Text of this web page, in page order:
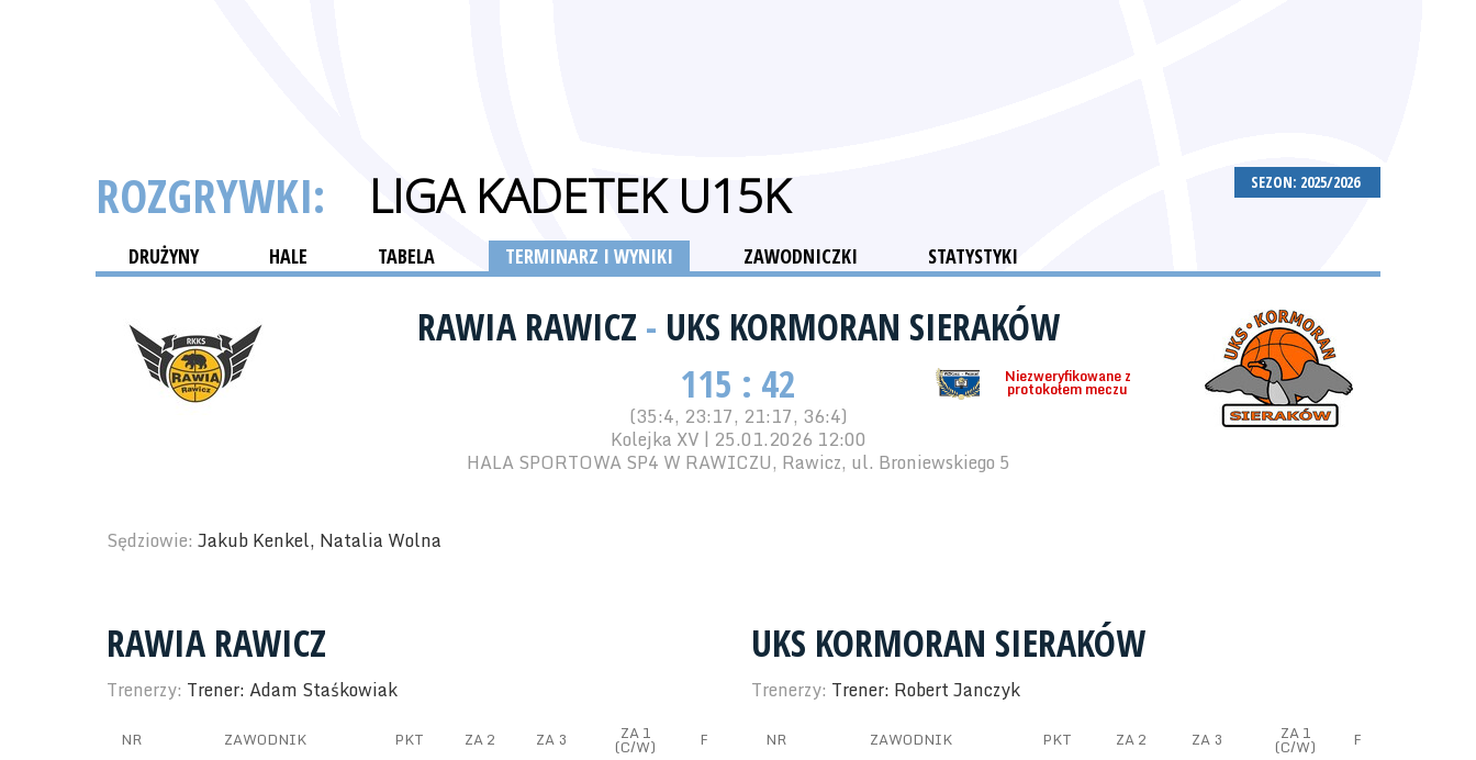
SEZON: 2025/2026
ROZGRYWKI: LIGA KADETEK U15K
DRUŻYNY HALE TABELA TERMINARZ I WYNIKI ZAWODNICZKI STATYSTYKI
RAWIA RAWICZ - UKS KORMORAN SIERAKÓW
Niezweryfikowane z
protokołem meczu
115 : 42
(35:4, 23:17, 21:17, 36:4)
Kolejka XV | 25.01.2026 12:00
HALA SPORTOWA SP4 W RAWICZU, Rawicz, ul. Broniewskiego 5
Sędziowie: Jakub Kenkel, Natalia Wolna
RAWIA RAWICZ
Trenerzy: Trener: Adam Staśkowiak
NR ZAWODNIK PKT ZA 2 ZA 3 ZA 1
(C/W) F
UKS KORMORAN SIERAKÓW
Trenerzy: Trener: Robert Janczyk
NR ZAWODNIK PKT ZA 2 ZA 3 ZA 1
(C/W) F